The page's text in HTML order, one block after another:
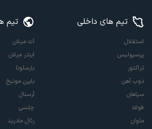
تیم های داخلی
استقلال
پرسپولیس
تراکتور
ذوب آهن
سپاهان
فولاد
ملوان
تیم
آث میلان
اینتر میلان
بارسلونا
بایرن مونیخ
آرسنال
چلسی
رئال مادرید